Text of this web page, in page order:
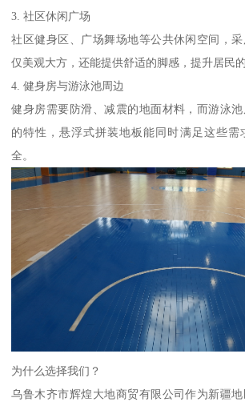
3. 社区休闲广场
社区健身区、广场舞场地等公共休闲空间，
仅美观大方，还能提供舒适的脚感，提升居民的
4. 健身房与游泳池周边
健身房需要防滑、减震的地面材料，而游泳
的特性，悬浮式拼装地板能同时满足这些需
全。
为什么选择我们？
乌鲁木齐市辉煌大地商贸有限公司作为新疆